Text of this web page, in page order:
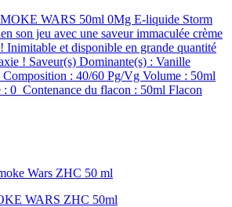
WARS 50ml 0Mg E-liquide Storm
son jeu avec une saveur immaculée crème
et disponible en grande quantité
! Saveur(s) Dominante(s) : Vanille
: 40/60 Pg/Vg Volume : 50ml
: 0 Contenance du flacon : 50ml Flacon
WARS ZHC 50ml